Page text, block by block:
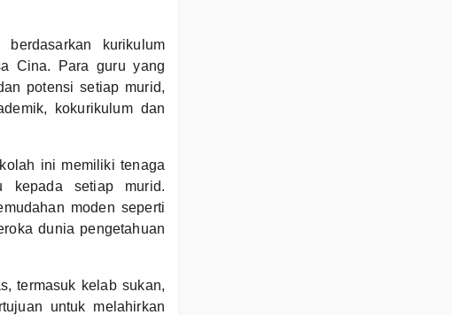
kurikulum
Cina. Para guru yang
potensi setiap murid,
kokurikulum dan
ini memiliki tenaga
kepada setiap murid.
moden seperti
dunia pengetahuan
termasuk kelab sukan,
untuk melahirkan